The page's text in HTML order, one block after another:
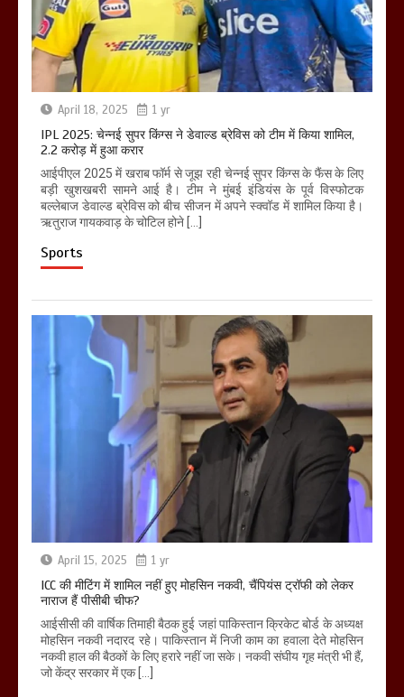
April 18, 2025 1 yr
IPL 2025: चेन्नई सुपर किंग्स ने डेवाल्ड ब्रेविस को टीम में किया शामिल,
2.2 करोड़ में हुआ करार
आईपीएल 2025 में खराब फॉर्म से जूझ रही चेन्नई सुपर किंग्स के फैंस के लिए
बड़ी खुशखबरी सामने आई है। टीम ने मुंबई इंडियंस के पूर्व विस्फोटक
बल्लेबाज डेवाल्ड ब्रेविस को बीच सीजन में अपने स्क्वॉड में शामिल किया है।
ऋतुराज गायकवाड़ के चोटिल होने […]
Sports
April 15, 2025 1 yr
ICC की मीटिंग में शामिल नहीं हुए मोहसिन नकवी, चैंपियंस ट्रॉफी को लेकर
नाराज हैं पीसीबी चीफ?
आईसीसी की वार्षिक तिमाही बैठक हुई जहां पाकिस्तान क्रिकेट बोर्ड के अध्यक्ष
मोहसिन नकवी नदारद रहे। पाकिस्तान में निजी काम का हवाला देते मोहसिन
नकवी हाल की बैठकों के लिए हरारे नहीं जा सके। नकवी संघीय गृह मंत्री भी हैं,
जो केंद्र सरकार में एक […]